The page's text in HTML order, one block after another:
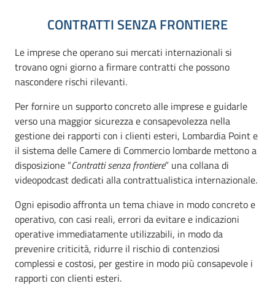
CONTRATTI SENZA FRONTIERE
Le imprese che operano sui mercati internazionali si
trovano ogni giorno a firmare contratti che possono
nascondere rischi rilevanti.
Per fornire un supporto concreto alle imprese e guidarle
verso una maggior sicurezza e consapevolezza nella
gestione dei rapporti con i clienti esteri, Lombardia Point e
il sistema delle Camere di Commercio lombarde mettono a
disposizione “Contratti senza frontiere” una collana di
videopodcast dedicati alla contrattualistica internazionale.
Ogni episodio affronta un tema chiave in modo concreto e
operativo, con casi reali, errori da evitare e indicazioni
operative immediatamente utilizzabili, in modo da
prevenire criticità, ridurre il rischio di contenziosi
complessi e costosi, per gestire in modo più consapevole i
rapporti con clienti esteri.